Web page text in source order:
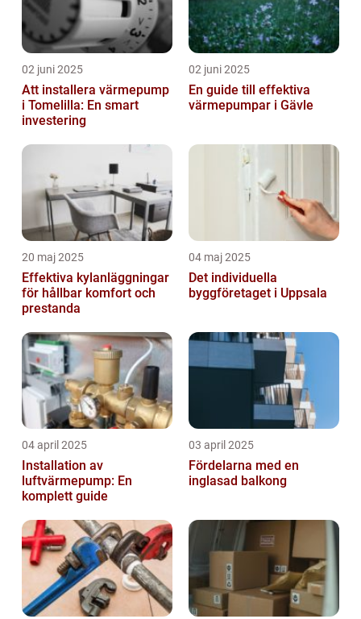
02 juni 2025
Att installera värmepump
i Tomelilla: En smart
investering
02 juni 2025
En guide till effektiva
värmepumpar i Gävle
20 maj 2025
Effektiva kylanläggningar
för hållbar komfort och
prestanda
04 maj 2025
Det individuella
byggföretaget i Uppsala
04 april 2025
Installation av
luftvärmepump: En
komplett guide
03 april 2025
Fördelarna med en
inglasad balkong